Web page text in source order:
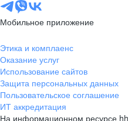
Мобильное приложение
Этика и комплаенс
Оказание услуг
Использование сайтов
Защита персональных данных
Пользовательское соглашение
ИТ аккредитация
На информационном ресурсе